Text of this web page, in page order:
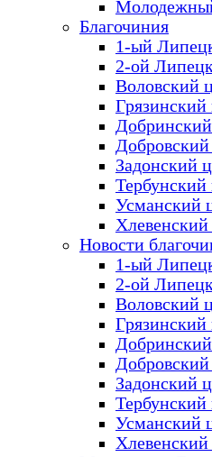
Благочиния
1-ый
2-ой
Воловский
Грязинский
Задонский
Тербунский
Усманский
Новости
1-ый
2-ой
Воловский
Грязинский
Задонский
Тербунский
Усманский